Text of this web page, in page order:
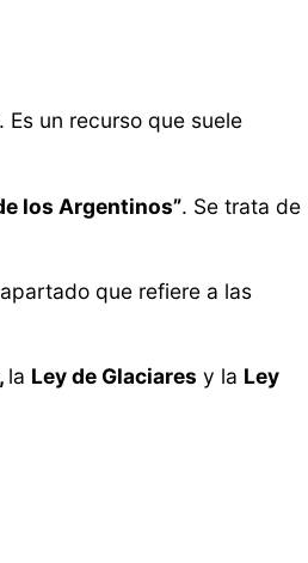
un recurso que suele
los Argentinos”. Se trata de
que refiere a las
la Ley de Glaciares y la Ley